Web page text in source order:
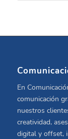
En
comunicación
nuestros
creatividad,
digital y offset,